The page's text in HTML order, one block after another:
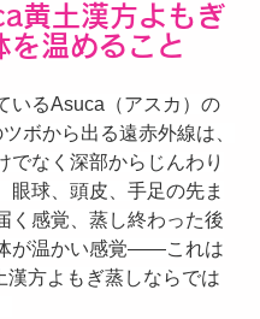
黄土漢方よもぎ
を温めること
いるAsuca（アスカ）の
ボから出る遠赤外線は、
でなく深部からじんわり
眼球、頭皮、手足の先ま
く感覚、蒸し終わった後
が温かい感覚——これは
漢方よもぎ蒸しならでは